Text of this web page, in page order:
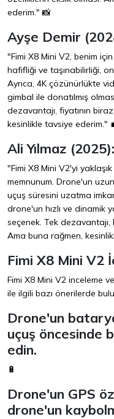
ederim." 📸
Ayşe Demir
"Fimi X8 Mini V2, benim
hafifliği ve taşınabilirliği,
Ayrıca, 4K çözünürlükte
gimbal ile donatılmış
dezavantajı, fiyatının
kesinlikle tavsiye ederim."
Ali Yılmaz (2025):
"Fimi X8 Mini V2'yi
memnunum. Drone'un
uçuş süresini uzatma
drone'un hızlı ve dinamik
seçenek. Tek dezavantajı,
Ama buna rağmen,
Fimi X8 Mini V2
Fimi X8 Mini V2 inceleme
ile ilgili bazı önerilerde
Drone'un
uçuş öncesinde
edin.
🔋
Drone'un GPS
drone'un